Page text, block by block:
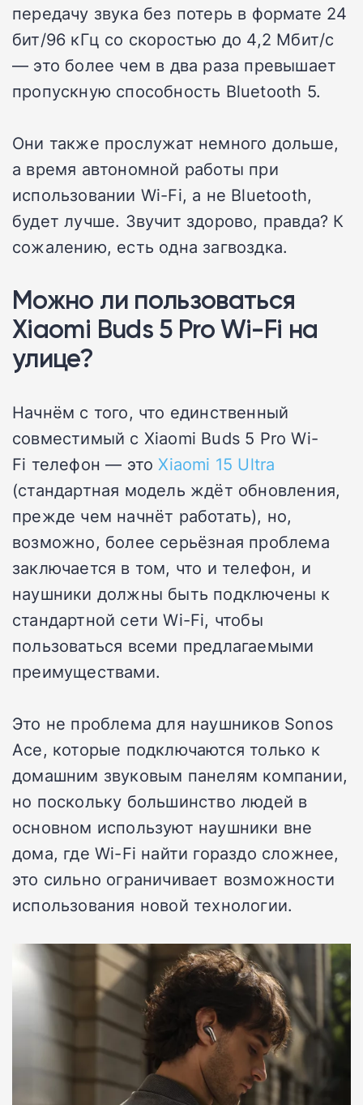
передачу звука без потерь в формате 24
бит/96 кГц со скоростью до 4,2 Мбит/с
— это более чем в два раза превышает
пропускную способность Bluetooth 5.
Они также прослужат немного дольше,
а время автономной работы при
использовании Wi-Fi, а не Bluetooth,
будет лучше. Звучит здорово, правда? К
сожалению, есть одна загвоздка.
Можно ли пользоваться
Xiaomi Buds 5 Pro Wi-Fi на
улице?
Начнём с того, что единственный
совместимый с Xiaomi Buds 5 Pro Wi-
Fi телефон — этоXiaomi 15 Ultra
(стандартная модель ждёт обновления,
прежде чем начнёт работать), но,
возможно, более серьёзная проблема
заключается в том, что и телефон, и
наушники должны быть подключены к
стандартной сети Wi-Fi, чтобы
пользоваться всеми предлагаемыми
преимуществами.
Это не проблема для наушников Sonos
Ace, которые подключаются только к
домашним звуковым панелям компании,
но поскольку большинство людей в
основном используют наушники вне
дома, где Wi-Fi найти гораздо сложнее,
это сильно ограничивает возможности
использования новой технологии.